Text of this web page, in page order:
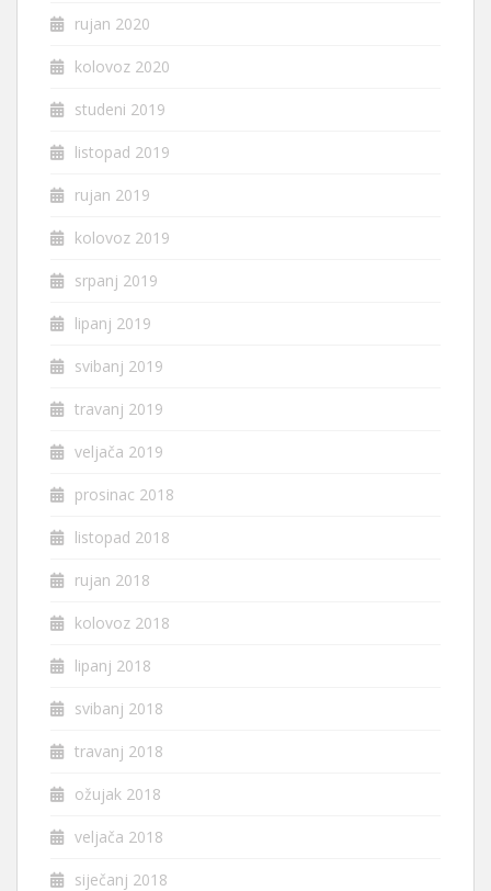
rujan 2020
kolovoz 2020
studeni 2019
listopad 2019
rujan 2019
kolovoz 2019
srpanj 2019
lipanj 2019
svibanj 2019
travanj 2019
veljača 2019
prosinac 2018
listopad 2018
rujan 2018
kolovoz 2018
lipanj 2018
svibanj 2018
travanj 2018
ožujak 2018
veljača 2018
siječanj 2018